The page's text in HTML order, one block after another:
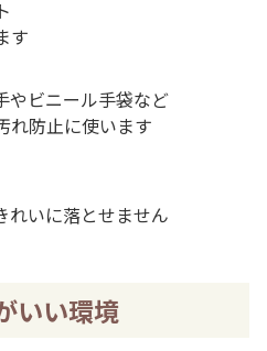
す
やビニール手袋など
れ防止に使います
れいに落とせません
いい環境